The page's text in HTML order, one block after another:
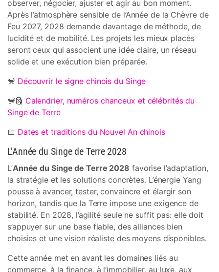
observer, négocier, ajuster et agir au bon moment.
Après l’atmosphère sensible de l’Année de la Chèvre de
Feu 2027, 2028 demande davantage de méthode, de
lucidité et de mobilité. Les projets les mieux placés
seront ceux qui associent une idée claire, un réseau
solide et une exécution bien préparée.
🐒 Découvrir le signe chinois du Singe
🐒🗿 Calendrier, numéros chanceux et célébrités du
Singe de Terre
📅 Dates et traditions du Nouvel An chinois
L’Année du Singe de Terre 2028
L’Année du Singe de Terre 2028 favorise l’adaptation,
la stratégie et les solutions concrètes. L’énergie Yang
pousse à avancer, tester, convaincre et élargir son
horizon, tandis que la Terre impose une exigence de
stabilité. En 2028, l’agilité seule ne suffit pas: elle doit
s’appuyer sur une base fiable, des alliances bien
choisies et une vision réaliste des moyens disponibles.
Cette année met en avant les domaines liés au
commerce, à la finance, à l’immobilier, au luxe, aux